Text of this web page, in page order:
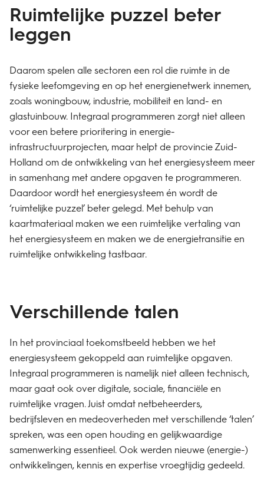
Ruimtelijke puzzel beter
leggen
Daarom spelen alle sectoren een rol die ruimte in de
fysieke leefomgeving en op het energienetwerk innemen,
zoals woningbouw, industrie, mobiliteit en land- en
glastuinbouw. Integraal programmeren zorgt niet alleen
voor een betere prioritering in energie-
infrastructuurprojecten, maar helpt de provincie Zuid-
Holland om de ontwikkeling van het energiesysteem meer
in samenhang met andere opgaven te programmeren.
Daardoor wordt het energiesysteem én wordt de
‘ruimtelijke puzzel’ beter gelegd. Met behulp van
kaartmateriaal maken we een ruimtelijke vertaling van
het energiesysteem en maken we de energietransitie en
ruimtelijke ontwikkeling tastbaar.
Verschillende talen
In het provinciaal toekomstbeeld hebben we het
energiesysteem gekoppeld aan ruimtelijke opgaven.
Integraal programmeren is namelijk niet alleen technisch,
maar gaat ook over digitale, sociale, financiële en
ruimtelijke vragen. Juist omdat netbeheerders,
bedrijfsleven en medeoverheden met verschillende ‘talen’
spreken, was een open houding en gelijkwaardige
samenwerking essentieel. Ook werden nieuwe (energie-)
ontwikkelingen, kennis en expertise vroegtijdig gedeeld.